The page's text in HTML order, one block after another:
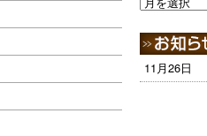
11月26日